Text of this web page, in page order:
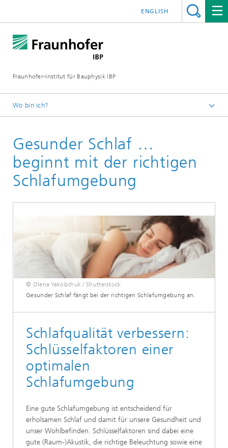
Fraunhofer-Institut für Bauphysik IBP
ENGLISH
Wo bin ich?
Human-Centered Acoustic Design und User Research
Gesunder Schlaf …
beginnt mit der richtigen
Schlafumgebung
© Olena Yakobchuk / Shutterstock
Gesunder Schlaf fängt bei der richtigen Schlafumgebung an.
Schlafqualität verbessern:
Schlüsselfaktoren einer
optimalen
Schlafumgebung
Eine gute Schlafumgebung ist entscheidend für
erholsamen Schlaf und damit für unsere Gesundheit und
unser Wohlbefinden. Schlüsselfaktoren sind dabei eine
gute (Raum-)Akustik, die richtige Beleuchtung sowie eine